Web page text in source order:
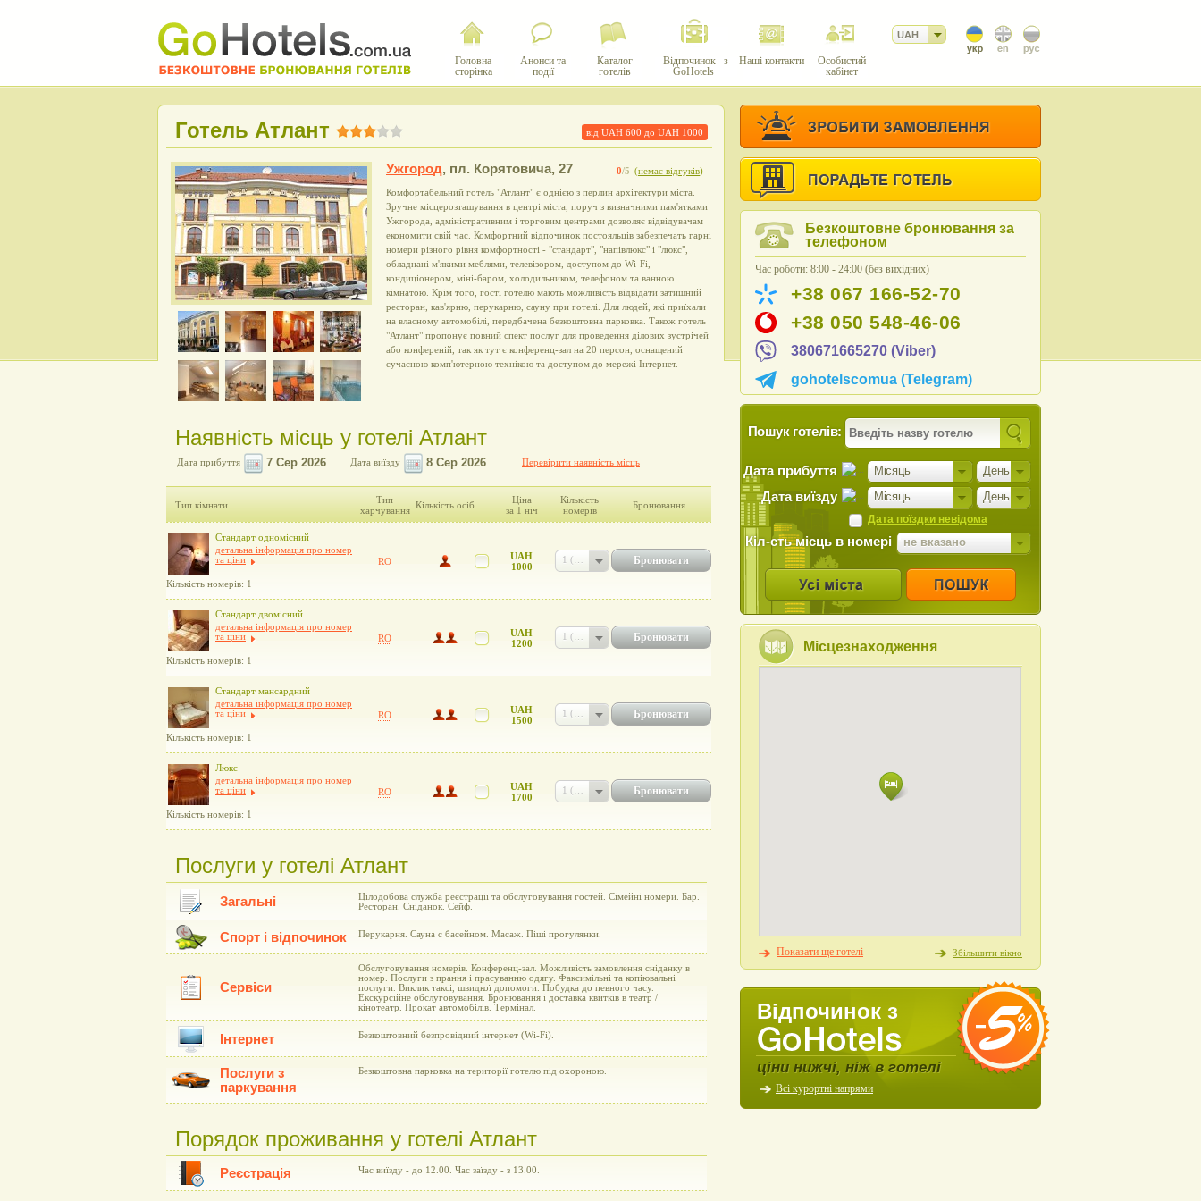
Головна
сторінка
Анонси та
події
Каталог
готелів
Відпочинок з
GoHotels
Наші контакти
Особистий
кабінет
UAH
від UAH600 до UAH 1000
Готель Атлант
0/5 (немає відгуків)
Ужгород, пл. Корятовича, 27
Комфортабельний готель "Атлант" є однією з перлин архітектури міста.
Зручне місцерозташування в центрі міста, поруч з визначними пам'ятками
Ужгорода, адміністративним і торговим центрами дозволяє відвідувачам
економити свій час. Комфортний відпочинок постояльців забезпечать гарні
номери різного рівня комфортності - "стандарт", "напівлюкс" і "люкс",
обладнані м'якими меблями, телевізором, доступом до Wi-Fi,
кондиціонером, міні-баром, холодильником, телефоном та ванною
кімнатою. Крім того, гості готелю мають можливість відвідати затишний
ресторан, кав'ярню, перукарню, сауну при готелі. Для людей, які приїхали
на власному автомобілі, передбачена безкоштовна парковка. Також готель
"Атлант" пропонує повний спект послуг для проведення ділових зустрічей
або конференій, так як тут є конференц-зал на 20 персон, оснащений
сучасною комп'ютерною технікою та доступом до мережі Інтернет.
Наявність місць у готелі Атлант
Дата прибуття Дата виїзду Перевірити наявність місць
Тип кімнати
Тип
харчування Кількість осіб
Ціна
за 1 ніч
Кількість
номерів
Бронювання
Стандарт одномісний
детальна інформація про номер
та ціни
Кількість номерів: 1
RO
UAH
1000
Бронювати
Стандарт двомісний
детальна інформація про номер
та ціни
Кількість номерів: 1
RO
UAH
1200
Бронювати
Стандарт мансардний
детальна інформація про номер
та ціни
Кількість номерів: 1
RO
UAH
1500
Бронювати
Люкс
детальна інформація про номер
та ціни
Кількість номерів: 1
RO
UAH
1700
Бронювати
Послуги у готелі Атлант
Загальні
Цілодобова служба реєстрації та обслуговування гостей. Сімейні номери. Бар.
Ресторан. Сніданок. Сейф.
Спорт і відпочинок Перукарня. Сауна c басейном. Масаж. Піші прогулянки.
Сервіси
Обслуговування номерів. Конференц-зал. Можливість замовлення сніданку в
номер. Послуги з прання і прасуванню одягу. Факсимільні та копіювальні
послуги. Виклик таксі, швидкої допомоги. Побудка до певного часу.
Екскурсійне обслуговування. Бронювання і доставка квитків в театр /
кінотеатр. Прокат автомобілів. Термінал.
Інтернет Безкоштовний безпровідний інтернет (Wi-Fi).
Послуги з
паркування
Безкоштовна парковка на території готелю під охороною.
Порядок проживання у готелі Атлант
Реєстрація Час виїзду - до 12.00. Час заїзду - з 13.00.
Безкоштовне бронювання за
телефоном
Час роботи: 8:00 - 24:00 (без вихідних)
+38 067 166-52-70
+38 050 548-46-06
380671665270 (Viber)
gohotelscomua (Telegram)
Пошук готелів:
Місяць День
Дата прибуття
Місяць День
Дата виїзду
Дата поїздки невідома
Кіл-сть місць в номері не вказано
Місцезнаходження
Показати ще готелі Збільшити вікно
Відпочинок з
ціни нижчі, ніж в готелі
Всі курортні напрями